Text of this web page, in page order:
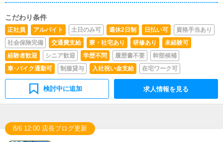
こだわり条件
正社員 アルバイト 土日のみ可 週休2日制 日払い可
資格手当あり
社会保険完備
交通費支給 寮・社宅あり 研修あり
未経験可
経験者歓迎
シニア歓迎 学歴不問 履歴書不要
幹部候補
車･バイク通勤可
制服貸与 入社祝い金支給 在宅ワーク可
検討中に追加 求人情報を見る
8/6 12:00 店長ブログ更新